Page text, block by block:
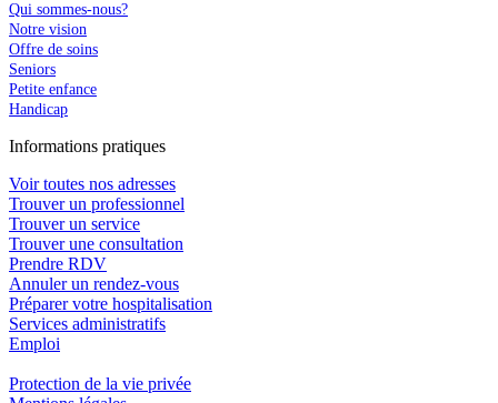
Qui sommes-nous?
Notre vision
Offre de soins
Seniors
Petite enfance
Handicap
Informations pratiques
Voir toutes nos adresses
Trouver un professionnel
Trouver un service
Trouver une consultation
Prendre RDV
Annuler un rendez-vous
Préparer votre hospitalisation
Services administratifs
Emploi​
Protection de la vie privée